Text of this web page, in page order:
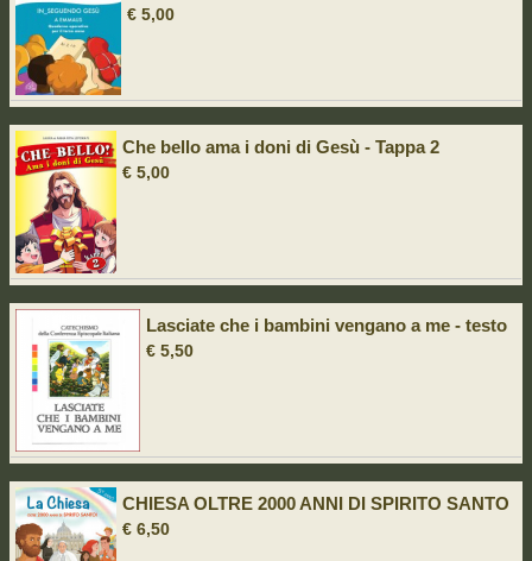
€ 5,00
Che bello ama i doni di Gesù - Tappa 2
€ 5,00
Lasciate che i bambini vengano a me - testo
€ 5,50
CHIESA OLTRE 2000 ANNI DI SPIRITO SANTO
€ 6,50